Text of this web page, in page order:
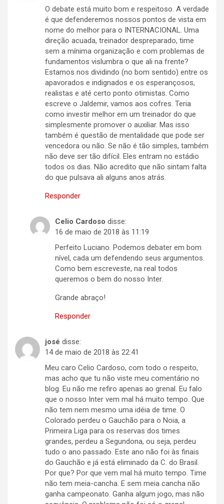
O debate está muito bom e respeitoso. A verdade
é que defenderemos nossos pontos de vista em
nome do melhor para o INTERNACIONAL. Uma
direção acuada, treinador despreparado, time
sem a mínima organização e com problemas de
fundamentos vislumbra o que ali na frente?
Estamos nos dividindo (no bom sentido) entre os
apavorados e indignados e os esperançosos,
realistas e até certo ponto otimistas. Como
escreve o Jaldemir, vamos aos cofres. Teria
como investir melhor em um treinador do que
simplesmente promover o auxiliar. Mas isso
também é questão de mentalidade que pode ser
vencedora ou não. Se não é tão simples, também
não deve ser tão difícil. Eles entram no estádio
todos os dias. Não acredito que não sintam falta
do que pulsava ali alguns anos atrás.
Responder
Celio Cardoso disse:
16 de maio de 2018 às 11:19
Perfeito Luciano. Podemos debater em bom
nível, cada um defendendo seus argumentos.
Como bem escreveste, na real todos
queremos o bem do nosso Inter.
Grande abraço!
Responder
josé disse:
14 de maio de 2018 às 22:41
Meu caro Celio Cardoso, com todo o respeito,
mas acho que tu não viste meu comentário no
blog. Eu não me refiro apenas ao grenal. Eu falo
que o nosso Inter vem mal há muito tempo. Que
não tem nem mesmo uma idéia de time. O
Colorado perdeu o Gauchão para o Noia, a
Primeira Liga para os reservas dos times
grandes, perdeu a Segundona, ou seja, perdeu
tudo o ano passado. Este ano não foi às finais
do Gauchão e já está eliminado da C. do Brasil.
Por que? Por que vem mal há muito tempo. Time
não tem meia-cancha. E sem meia cancha não
ganha campeonato. Ganha algum jogo, mas não